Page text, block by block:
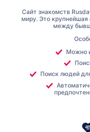
Сайт знакомств
миру. Это крупнейшая
между
Можно
Поиск людей